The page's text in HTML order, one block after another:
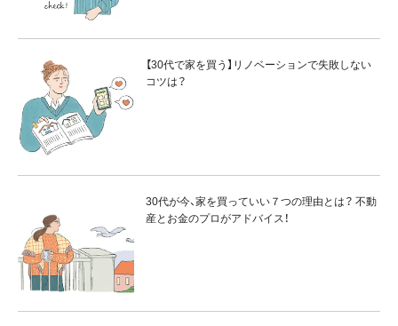
【30代で家を買う】リノベーションで失敗しない
コツは？
30代が今、家を買っていい７つの理由とは？ 不動
産とお金のプロがアドバイス！